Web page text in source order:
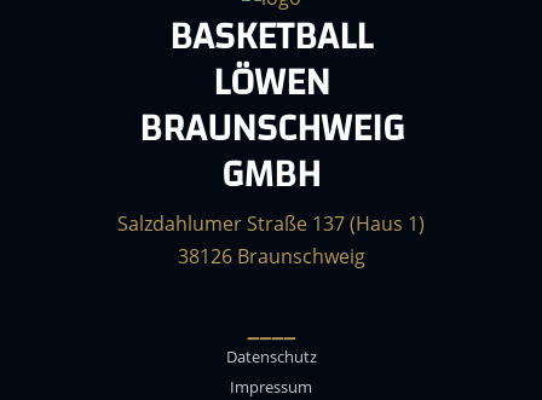
BASKETBALL
LÖWEN
BRAUNSCHWEIG
GMBH
Salzdahlumer Straße 137 (Haus 1)
38126 Braunschweig
____
Datenschutz
Impressum